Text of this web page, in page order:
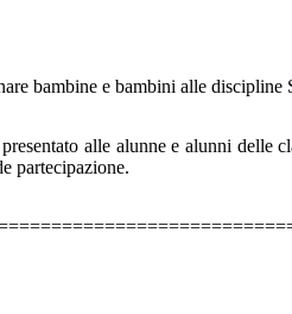
bambine e bambini alle discipline
alle alunne e alunni delle
partecipazione.